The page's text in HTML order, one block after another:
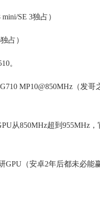
SE 3独占）
占）
。
MP10@850MHz（发
从850MHz超到955MHz
GPU（安卓2年后都未必能